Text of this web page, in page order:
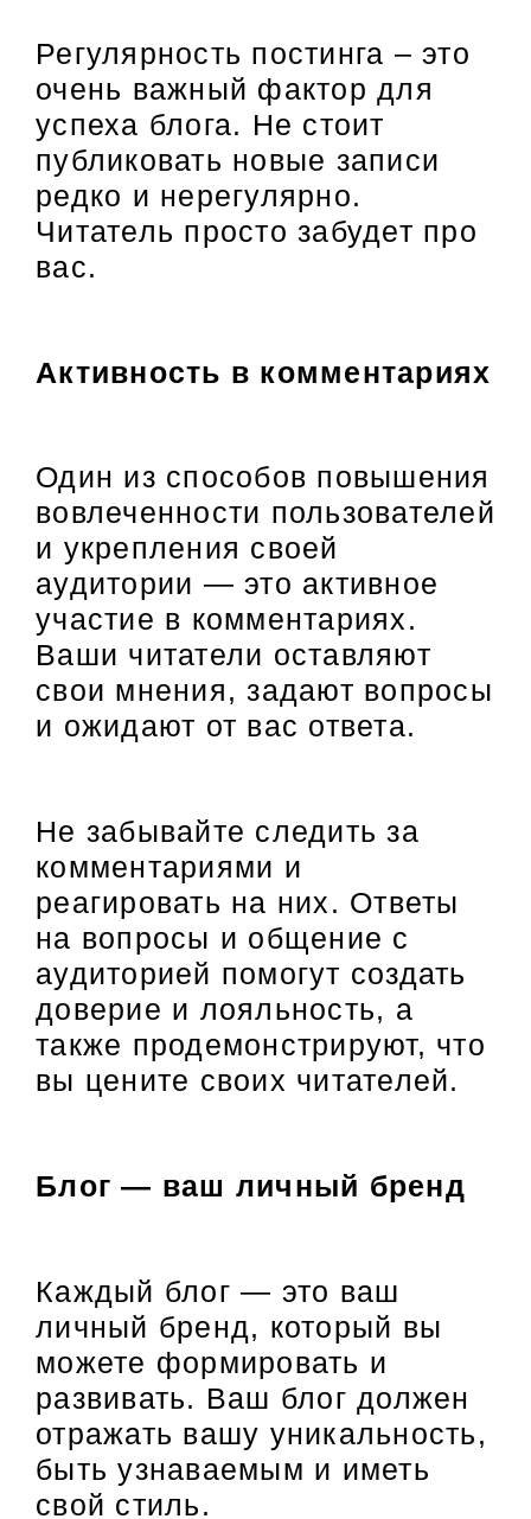
Регулярность постинга – это
очень важный фактор для
успеха блога. Не стоит
публиковать новые записи
редко и нерегулярно.
Читатель просто забудет про
вас.
Активность в комментариях
Один из способов повышения
вовлеченности пользователей
и укрепления своей
аудитории — это активное
участие в комментариях.
Ваши читатели оставляют
свои мнения, задают вопросы
и ожидают от вас ответа.
Не забывайте следить за
комментариями и
реагировать на них. Ответы
на вопросы и общение с
аудиторией помогут создать
доверие и лояльность, а
также продемонстрируют, что
вы цените своих читателей.
Блог — ваш личный бренд
Каждый блог — это ваш
личный бренд, который вы
можете формировать и
развивать. Ваш блог должен
отражать вашу уникальность,
быть узнаваемым и иметь
свой стиль.